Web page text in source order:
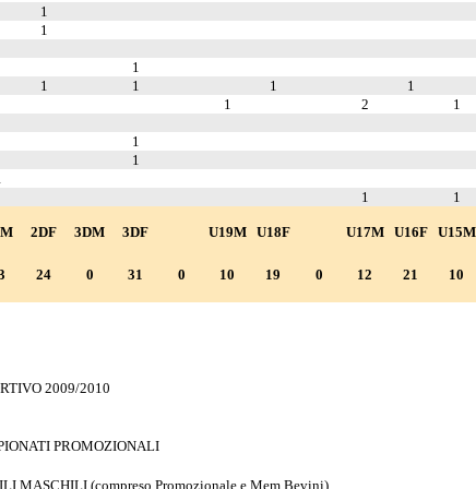
1
1
1
1 1 1
1
1 2
1
1
1
1
1
2DF 3DM 3DF U19M U18F U17M U16F U15M
24 0 31 0 10 19 0 12 21 10
2009/2010
PROMOZIONALI
MASCHILI (compreso Promozionale e Mem.Bevini)